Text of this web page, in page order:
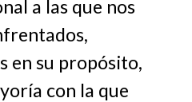
a las que nos
en su propósito,
con la que